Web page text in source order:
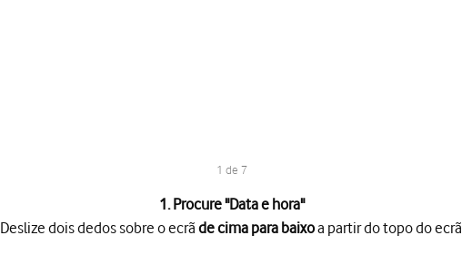
1 de 7
1. Procure "Data e hora"
Deslize dois dedos sobre o ecrãde cima para baixoa partir do topo do ecrã.